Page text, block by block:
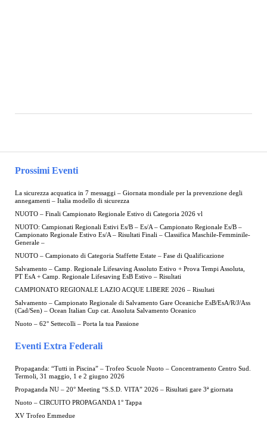
Prossimi Eventi
La sicurezza acquatica in 7 messaggi – Giornata mondiale per la prevenzione degli
annegamenti – Italia modello di sicurezza
NUOTO – Finali Campionato Regionale Estivo di Categoria 2026 vl
NUOTO: Campionati Regionali Estivi Es/B – Es/A – Campionato Regionale Es/B –
Campionato Regionale Estivo Es/A – Risultati Finali – Classifica Maschile-Femminile-
Generale –
NUOTO – Campionato di Categoria Staffette Estate – Fase di Qualificazione
Salvamento – Camp. Regionale Lifesaving Assoluto Estivo + Prova Tempi Assoluta,
PT EsA + Camp. Regionale Lifesaving EsB Estivo – Risultati
CAMPIONATO REGIONALE LAZIO ACQUE LIBERE 2026 – Risultati
Salvamento – Campionato Regionale di Salvamento Gare Oceaniche EsB/EsA/R/J/Ass
(Cad/Sen) – Ocean Italian Cup cat. Assoluta Salvamento Oceanico
Nuoto – 62° Settecolli – Porta la tua Passione
Eventi Extra Federali
Propaganda: “Tutti in Piscina” – Trofeo Scuole Nuoto – Concentramento Centro Sud.
Termoli, 31 maggio, 1 e 2 giugno 2026
Propaganda NU – 20° Meeting “S.S.D. VITA” 2026 – Risultati gare 3ª giornata
Nuoto – CIRCUITO PROPAGANDA 1° Tappa
XV Trofeo Emmedue